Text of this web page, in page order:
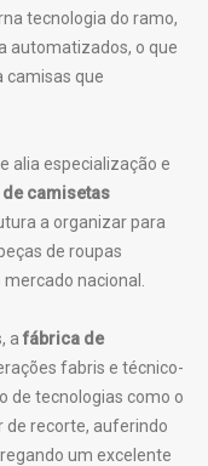
tecnologia do ramo,
automatizados, o que
camisas que
alia especialização e
camisetas
a organizar para
de roupas
nacional.
a fábrica de
fabris e técnico-
de tecnologias como o
de recorte, auferindo
um excelente